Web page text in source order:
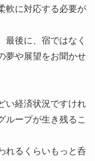
軟に対応する必要が
最後に、宿ではなく
夢や展望をお聞かせ
い経済状況ですけれ
ループが生き残るこ
れるくらいもっと呑